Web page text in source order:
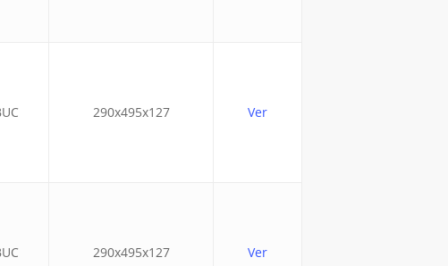
290x495x127 Ver
290x495x127 Ver